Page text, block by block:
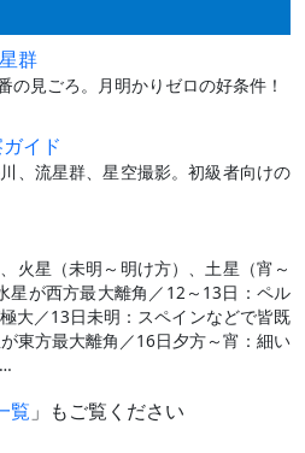
群
の見ごろ。月明かりゼロの好条件！
イド
、流星群、星空撮影。初級者向けの
火星（未明～明け方）、土星（宵～
星が西方最大離角／12～13日：ペル
大／13日未明：スペインなどで皆既
東方最大離角／16日夕方～宵：細い
覧 」もご覧ください